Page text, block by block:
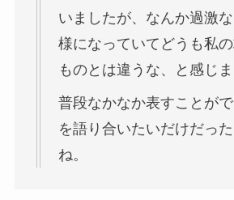
いましたが、なんか過激
様になっていてどうも私
ものとは違うな、と感じま
普段なかなか表すことが
を語り合いたいだけだっ
ね。